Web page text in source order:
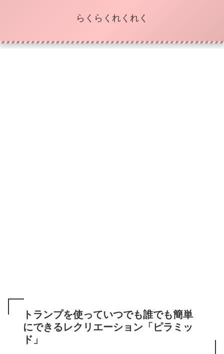
らくらくれくれく
トランプを使っていつでも誰でも簡単
にできるレクリエーション「ピラミッ
ド」